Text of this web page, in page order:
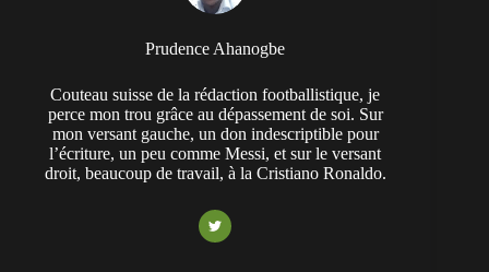
Prudence Ahanogbe
Couteau suisse de la rédaction footballistique, je
perce mon trou grâce au dépassement de soi. Sur
mon versant gauche, un don indescriptible pour
l’écriture, un peu comme Messi, et sur le versant
droit, beaucoup de travail, à la Cristiano Ronaldo.